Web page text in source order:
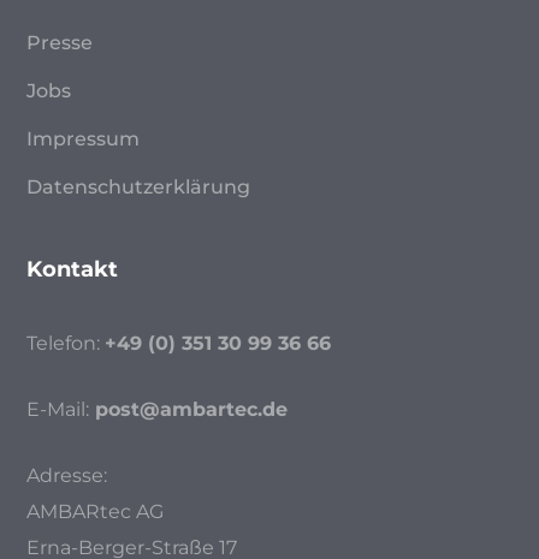
Presse
Jobs
Impressum
Datenschutzerklärung
Kontakt
Telefon: +49 (0) 351 30 99 36 66
E-Mail: post@ambartec.de
Adresse:
AMBARtec AG
Erna-Berger-Straße 17